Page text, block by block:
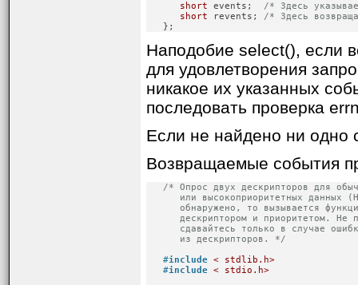
short events; /* Здесь
short revents; /* Здесь
   };
Наподобие select(), если
для удовлетворения
никакое их указанных
последовать проверка
Если не найдено ни одно
Возвращаемые события
/* Опрос двух дескрипторов для
или высокоприоритетных данных
обнаружено, то вызывается
дескриптором и приоритетом. Не
сдавайтесь только в случае
      из дескрипторов. */
#include < stdlib.h>
#include < stdio.h>